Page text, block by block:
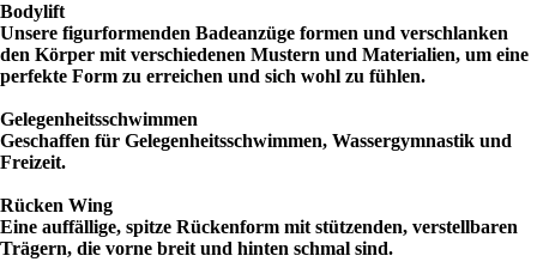
Bodylift
Unsere figurformenden Badeanzüge formen und verschlanken
den Körper mit verschiedenen Mustern und Materialien, um eine
perfekte Form zu erreichen und sich wohl zu fühlen.
Gelegenheitsschwimmen
Geschaffen für Gelegenheitsschwimmen, Wassergymnastik und
Freizeit.
Rücken Wing
Eine auffällige, spitze Rückenform mit stützenden, verstellbaren
Trägern, die vorne breit und hinten schmal sind.